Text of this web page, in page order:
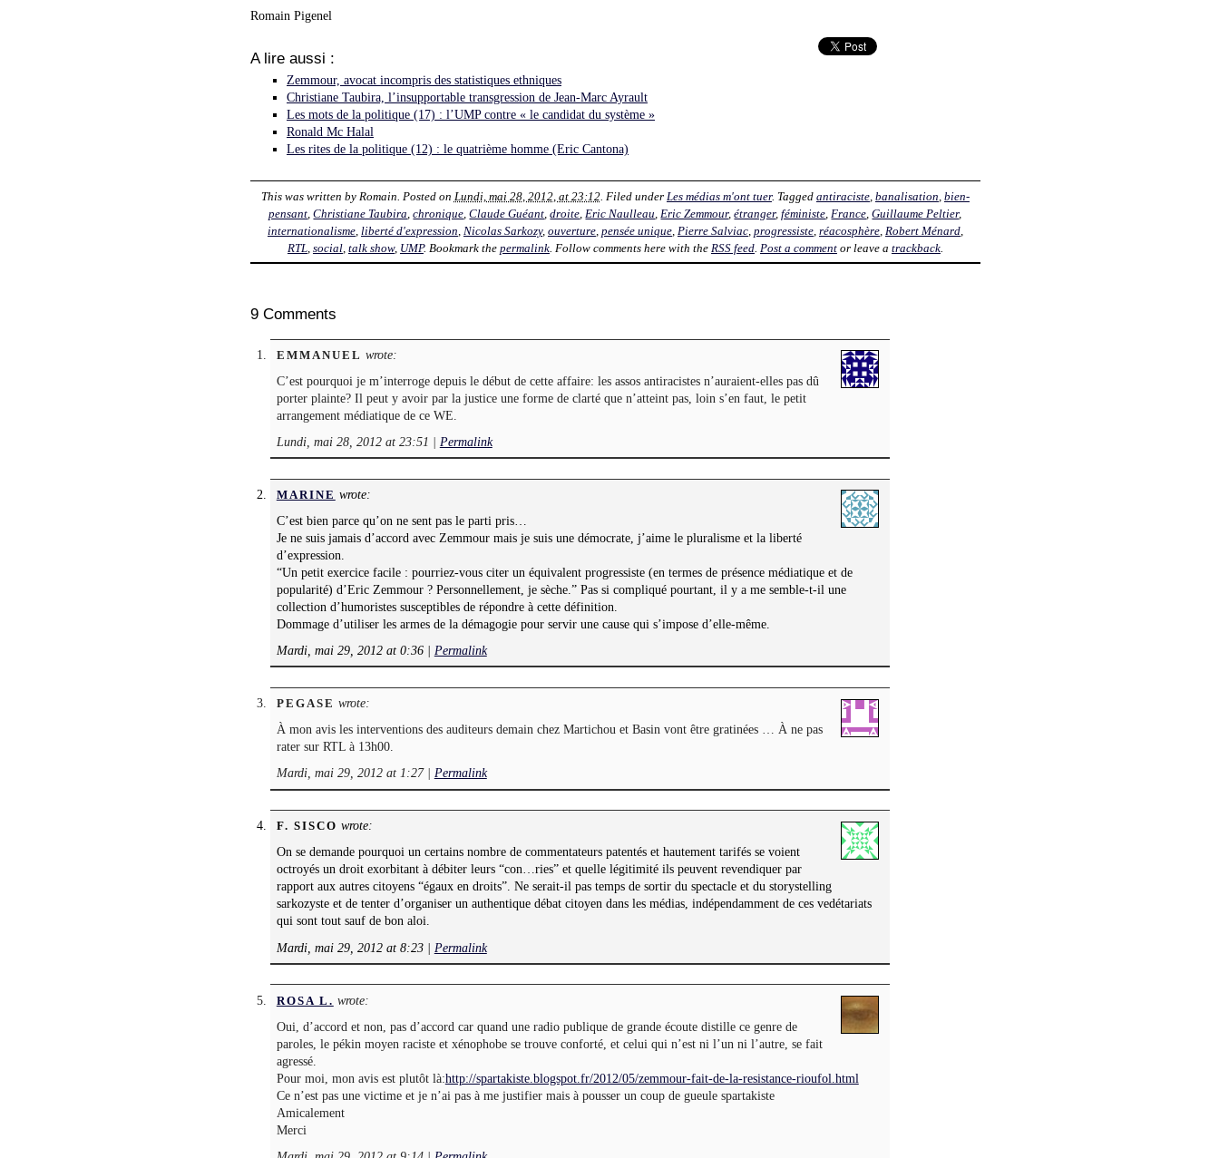
Romain Pigenel
A lire aussi :
Zemmour, avocat incompris des statistiques ethniques
Christiane Taubira, l’insupportable transgression de Jean-Marc Ayrault
Les mots de la politique (17) : l’UMP contre « le candidat du système »
Ronald Mc Halal
Les rites de la politique (12) : le quatrième homme (Eric Cantona)
This was written by Romain . Posted on Lundi, mai 28, 2012, at 23:12. Filed under Les médias m'ont tuer. Tagged antiraciste, banalisation bien-
pensant ,Christiane Taubira ,chronique ,Claude Guéant ,droite Eric Naulleau Eric Zemmour,étranger,féministe France ,Guillaume Peltier,
internationalisme, liberté d'expression Nicolas Sarkozy, ouverture, pensée unique, Pierre Salviac, progressiste, réacosphère, Robert Ménard,
RTL, social, talk show, UMP. Bookmark the permalink. Follow comments here with the RSS feed. Post a commentor leave a trackback.
9 Comments
EMMANUEL wrote:
C’est pourquoi je m’interroge depuis le début de cette affaire: les assos antiracistes n’auraient-elles pas dû
porter plainte? Il peut y avoir par la justice une forme de clarté que n’atteint pas, loin s’en faut, le petit
arrangement médiatique de ce WE.
Lundi, mai 28, 2012 at 23:51 | Permalink
MARINE wrote:
C’est bien parce qu’on ne sent pas le parti pris…
Je ne suis jamais d’accord avec Zemmour mais je suis une démocrate, j’aime le pluralisme et la liberté
d’expression.
“Un petit exercice facile : pourriez-vous citer un équivalent progressiste (en termes de présence médiatique et de
popularité) d’Eric Zemmour ? Personnellement, je sèche.” Pas si compliqué pourtant, il y a me semble-t-il une
collection d’humoristes susceptibles de répondre à cette définition.
Dommage d’utiliser les armes de la démagogie pour servir une cause qui s’impose d’elle-même.
Mardi, mai 29, 2012 at 0:36 | Permalink
PEGASE wrote:
À mon avis les interventions des auditeurs demain chez Martichou et Basin vont être gratinées … À ne pas
rater sur RTL à 13h00.
Mardi, mai 29, 2012 at 1:27 | Permalink
F. SISCO wrote:
On se demande pourquoi un certains nombre de commentateurs patentés et hautement tarifés se voient
octroyés un droit exorbitant à débiter leurs “con…ries” et quelle légitimité ils peuvent revendiquer par
rapport aux autres citoyens “égaux en droits”. Ne serait-il pas temps de sortir du spectacle et du storystelling
sarkozyste et de tenter d’organiser un authentique débat citoyen dans les médias, indépendamment de ces vedétariats
qui sont tout sauf de bon aloi.
Mardi, mai 29, 2012 at 8:23 | Permalink
ROSA L. wrote:
Oui, d’accord et non, pas d’accord car quand une radio publique de grande écoute distille ce genre de
paroles, le pékin moyen raciste et xénophobe se trouve conforté, et celui qui n’est ni l’un ni l’autre, se fait
agressé.
Pour moi, mon avis est plutôt là:http://spartakiste.blogspot.fr/2012/05/zemmour-fait-de-la-resistance-rioufol.html
Ce n’est pas une victime et je n’ai pas à me justifier mais à pousser un coup de gueule spartakiste
Amicalement
Merci